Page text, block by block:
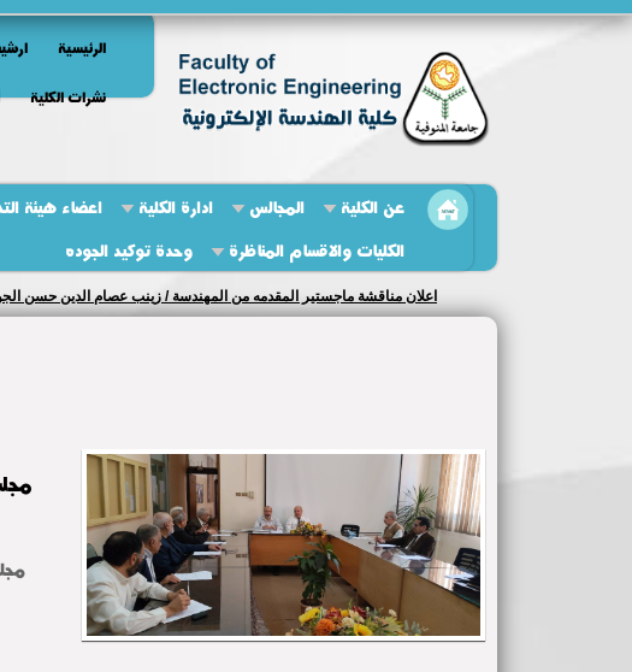
الرئيسية
نشرات الكلية
عن الكلية المجالس ادارة الكلية اعضاء هيئة
الكليات والاقسام المناظرة
وحدة توكيد الجوده
اعلان مناقشة ماجستير المقدمه من المهندسة / زينب عصام الدين حسن